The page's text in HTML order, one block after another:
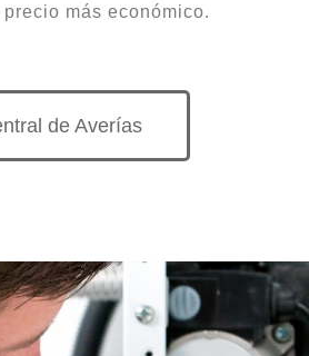
más económico.
de Averías